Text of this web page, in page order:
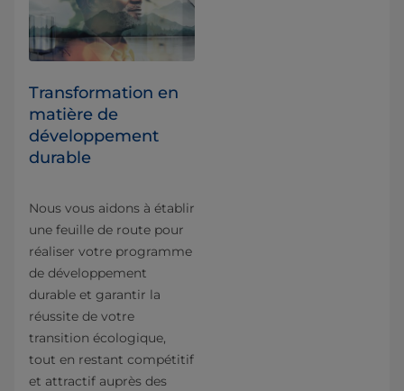
Transformation en
matière de
développement
durable
Nous vous aidons à établir
une feuille de route pour
réaliser votre programme
de développement
durable et garantir la
réussite de votre
transition écologique,
tout en restant compétitif
et attractif auprès des